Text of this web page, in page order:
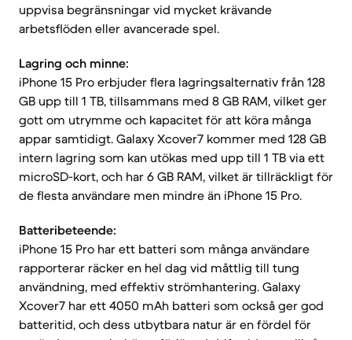
uppvisa begränsningar vid mycket krävande
arbetsflöden eller avancerade spel.
Lagring och minne:
iPhone 15 Pro erbjuder flera lagringsalternativ från 128
GB upp till 1 TB, tillsammans med 8 GB RAM, vilket ger
gott om utrymme och kapacitet för att köra många
appar samtidigt. Galaxy Xcover7 kommer med 128 GB
intern lagring som kan utökas med upp till 1 TB via ett
microSD-kort, och har 6 GB RAM, vilket är tillräckligt för
de flesta användare men mindre än iPhone 15 Pro.
Batteribeteende:
iPhone 15 Pro har ett batteri som många användare
rapporterar räcker en hel dag vid måttlig till tung
användning, med effektiv strömhantering. Galaxy
Xcover7 har ett 4050 mAh batteri som också ger god
batteritid, och dess utbytbara natur är en fördel för